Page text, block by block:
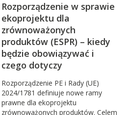
Rozporządzenie w sprawie
ekoprojektu dla
zrównoważonych
produktów (ESPR) – kiedy
będzie obowiązywać i
czego dotyczy
Rozporządzenie PE i Rady (UE)
2024/1781 definiuje nowe ramy
prawne dla ekoprojektu
zrównoważonych produktów. Celem